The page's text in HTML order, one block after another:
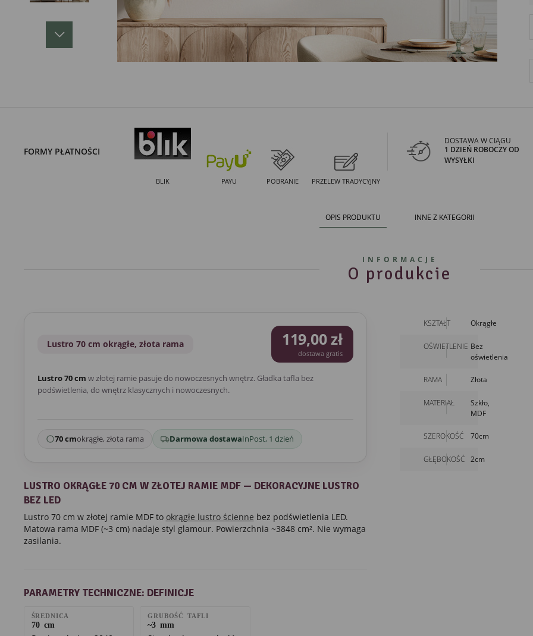
FORMY PŁATNOŚCI
BLIK PAYU POBRANIE PRZELEW TRADYCYJNY
DOSTAWA W CIĄGU
1 DZIEŃ ROBOCZY OD
WYSYŁKI
OPIS PRODUKTU INNE Z KATEGORII
INFORMACJE
O produkcie
Lustro 70 cm okrągłe, złota rama 119,00 zł
dostawa gratis
Lustro 70 cm w złotej ramie pasuje do nowoczesnych wnętrz. Gładka tafla bez
podświetlenia, do wnętrz klasycznych i nowoczesnych.
70 cmokrągłe, złota rama Darmowa dostawaInPost, 1 dzień
LUSTRO OKRĄGŁE 70 CM W ZŁOTEJ RAMIE MDF — DEKORACYJNE LUSTRO
BEZ LED
Lustro 70 cm w złotej ramie MDF to okrągłe lustro ścienne bez podświetlenia LED.
Matowa rama MDF (~3 cm) nadaje styl glamour. Powierzchnia ~3848 cm². Nie wymaga
zasilania.
PARAMETRY TECHNICZNE: DEFINICJE
ŚREDNICA
70 cm
GRUBOŚĆ TAFLI
~3 mm
KSZTAŁT Okrągłe
OŚWIETLENIE Bez
oświetlenia
RAMA Złota
MATERIAŁ
Szkło,
MDF
SZEROKOŚĆ 70cm
GŁĘBOKOŚĆ 2cm